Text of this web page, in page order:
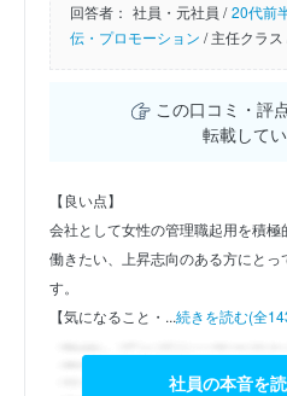
回答者： 社員・元社員 / 20代前
伝・プロモーション /主任クラス
この口コミ・評
転載してい
【良い点】
会社として女性の管理職起用を積極
働きたい、上昇志向のある方にとっ
す。
【気になること・...続きを読む(全
社員の本音を読